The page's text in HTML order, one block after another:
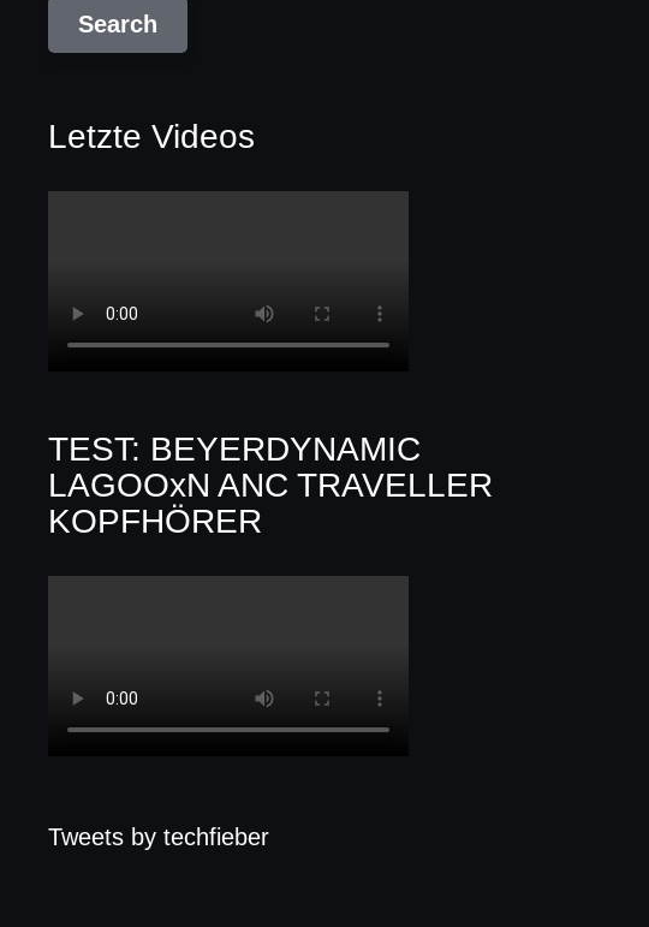
Letzte Videos
TEST: BEYERDYNAMIC
LAGOOxN ANC TRAVELLER
KOPFHÖRER
Tweets by techfieber